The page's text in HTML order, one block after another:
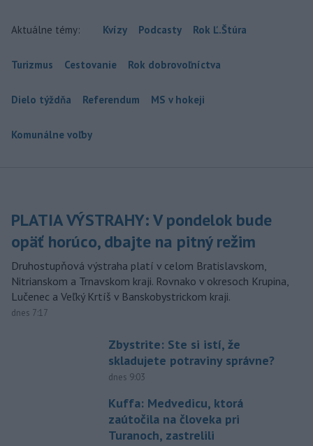
Aktuálne témy: Kvízy Podcasty Rok Ľ.Štúra
Turizmus Cestovanie Rok dobrovoľníctva
Dielo týždňa Referendum MS v hokeji
Komunálne voľby
PLATIA VÝSTRAHY: V pondelok bude
opäť horúco, dbajte na pitný režim
Druhostupňová výstraha platí v celom Bratislavskom,
Nitrianskom a Trnavskom kraji. Rovnako v okresoch Krupina,
Lučenec a Veľký Krtíš v Banskobystrickom kraji.
dnes 7:17
Zbystrite: Ste si istí, že
skladujete potraviny správne?
dnes 9:03
Kuffa: Medvedicu, ktorá
zaútočila na človeka pri
Turanoch, zastrelili